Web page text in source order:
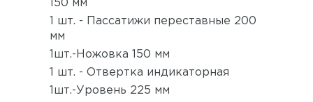
150 мм
1 шт. - Пассатижи переставные 200
мм
1шт.-Ножовка 150 мм
1 шт. - Отвертка индикаторная
1шт.-Уровень 225 мм